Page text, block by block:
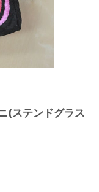
ステンドグラス